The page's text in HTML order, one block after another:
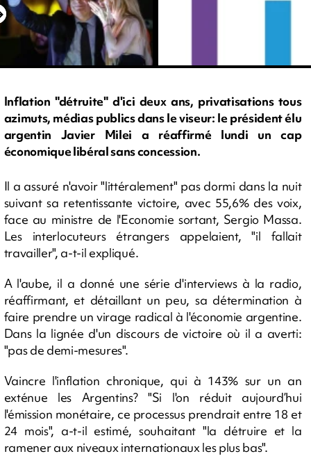
Inflation "détruite" d'ici deux ans, privatisations tous
azimuts, médias publics dans le viseur: le président élu
argentin Javier Milei a réaffirmé lundi un cap
économique libéral sans concession.
Il a assuré n'avoir "littéralement" pas dormi dans la nuit
suivant sa retentissante victoire, avec 55,6% des voix,
face au ministre de l'Economie sortant, Sergio Massa.
Les interlocuteurs étrangers appelaient, "il fallait
travailler", a-t-il expliqué.
A l'aube, il a donné une série d'interviews à la radio,
réaffirmant, et détaillant un peu, sa détermination à
faire prendre un virage radical à l'économie argentine.
Dans la lignée d'un discours de victoire où il a averti:
"pas de demi-mesures".
Vaincre l'inflation chronique, qui à 143% sur un an
exténue les Argentins? "Si l'on réduit aujourd’hui
l'émission monétaire, ce processus prendrait entre 18 et
24 mois", a-t-il estimé, souhaitant "la détruire et la
ramener aux niveaux internationaux les plus bas".